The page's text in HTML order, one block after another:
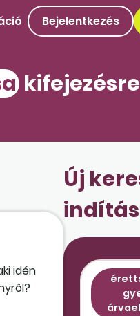
Bejelentkezés
kifejezésre
idén
Új